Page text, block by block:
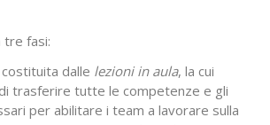
tre fasi:
dalle lezioni in aula, la cui
trasferire tutte le competenze e gli
per abilitare i team a lavorare sulla